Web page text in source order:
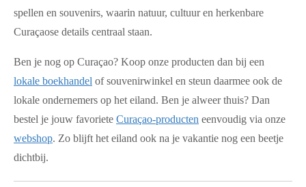
spellen en souvenirs, waarin natuur, cultuur en herkenbare
Curaçaose details centraal staan.
Ben je nog op Curaçao? Koop onze producten dan bij een
lokale boekhandel of souvenirwinkel en steun daarmee ook de
lokale ondernemers op het eiland. Ben je alweer thuis? Dan
bestel je jouw favoriete Curaçao-producten eenvoudig via onze
webshop. Zo blijft het eiland ook na je vakantie nog een beetje
dichtbij.